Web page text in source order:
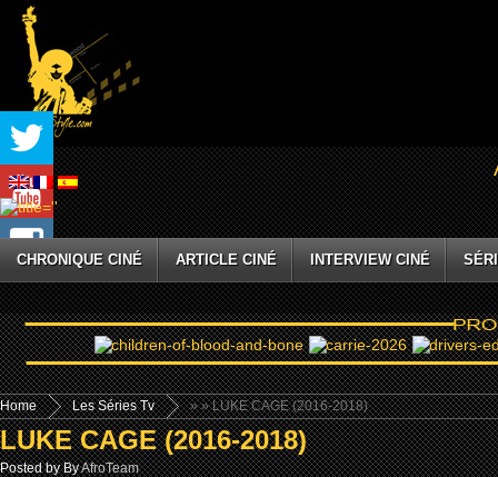
CHRONIQUE CINÉ ARTICLE CINÉ INTERVIEW CINÉ
Home »
Les Séries Tv » LUKE CAGE (2016-2018)
LUKE CAGE (2016-2018)
Posted by ByAfroTeam